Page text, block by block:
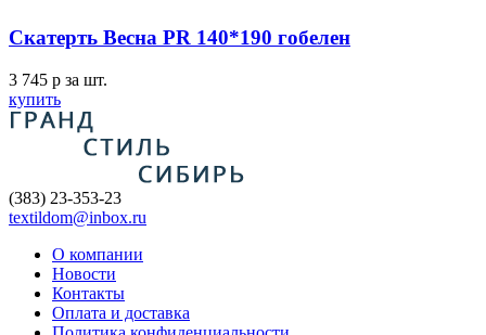
Скатерть Весна PR 140*190 гобелен
3 745 p за шт.
купить
(383) 23-353-23
textildom@inbox.ru
О компании
Новости
Контакты
Оплата и доставка